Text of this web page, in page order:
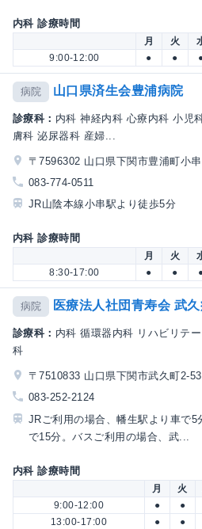
内科 診療時間
月 火
9:00-12:00
● ●
病院 山口県済生会豊浦病院
診療科： 内科 神経内科 心療内科 小児
膚科 泌尿器科 産婦...
〒7596302 山口県下関市豊浦町小
083-774-0511
JR山陰本線小串駅より徒歩5分
内科 診療時間
月 火
8:30-17:00
● ●
病院 医療法人社団青寿会 武
診療科： 内科 循環器内科 リハビリテ
科
〒7510833 山口県下関市武久町2-
083-252-2124
JRご利用の場合、幡生駅より車で
で15分。バスご利用の場合、武...
内科 診療時間
月 火
9:00-12:00
● ●
13:00-17:00
● ●